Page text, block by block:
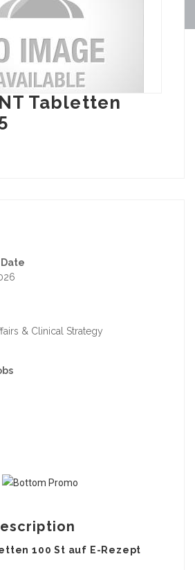
Tabletten
& Clinical Strategy
100 St auf E-Rezept